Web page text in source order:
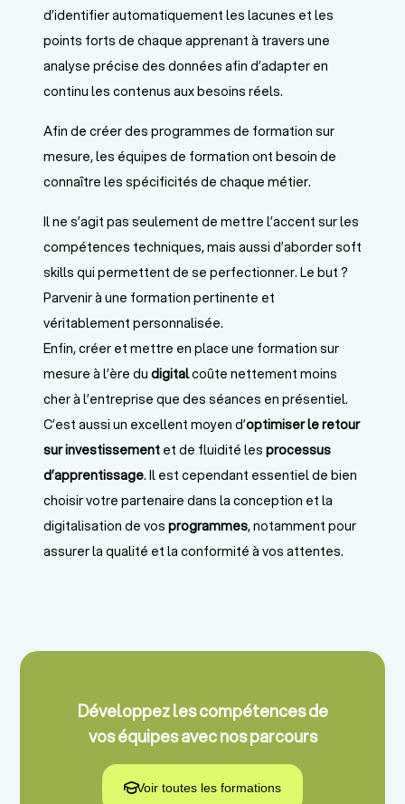
d’identifier automatiquement les lacunes et les
points forts de chaque apprenant à travers une
analyse précise des données afin d’adapter en
continu les contenus aux besoins réels.
Afin de créer des programmes de formation sur
mesure, les équipes de formation ont besoin de
connaître les spécificités de chaque métier.
Il ne s’agit pas seulement de mettre l’accent sur les
compétences techniques, mais aussi d’aborder soft
skills qui permettent de se perfectionner. Le but ?
Parvenir à une formation pertinente et
véritablement personnalisée.
Enfin, créer et mettre en place une formation sur
mesure à l’ère du digitalcoûte nettement moins
cher à l’entreprise que des séances en présentiel.
C’est aussi un excellent moyen d’optimiser le retour
sur investissement et de fluidité les processus
d’apprentissage. Il est cependant essentiel de bien
choisir votre partenaire dans la conception et la
digitalisation de vos programmes, notamment pour
assurer la qualité et la conformité à vos attentes.
Développez les compétences de
vos équipes avec nos parcours
Voir toutes les formations